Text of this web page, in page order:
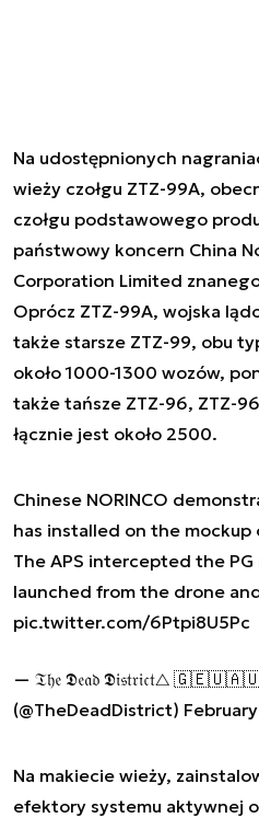
Na udostępnionych
wieży czołgu ZTZ-99A,
czołgu podstawowego
państwowy koncern China
Corporation Limited
Oprócz ZTZ-99A, wojska
także starsze ZTZ-99, obu
około 1000-1300 wozów,
także tańsze ZTZ-96, ZTZ-
łącznie jest około 2500.
Chinese NORINCO
has installed on the
The APS intercepted the
launched from the drone
pic.twitter.com/6Ptpi8U5Pc
— 𝔗𝔥𝔢 𝕯𝔢𝔞𝔡 𝕯𝔦𝔰𝔱𝔯𝔦𝔠𝔱△
(@TheDeadDistrict)
Na makiecie wieży,
efektory systemu aktywnej